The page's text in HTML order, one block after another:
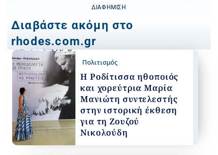
ΔΙΑΦΉΜΙΣΗ
Διαβάστε ακόμη στο
rhodes.com.gr
Πολιτισμός
Η Ροδίτισσα ηθοποιός
και χορεύτρια Μαρία
Μανιώτη συντελεστής
στην ιστορική έκθεση
για τη Ζουζού
Νικολούδη